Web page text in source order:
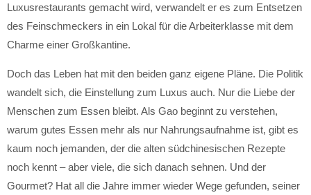
Luxusrestaurants gemacht wird, verwandelt er es zum Entsetzen
des Feinschmeckers in ein Lokal für die Arbeiterklasse mit dem
Charme einer Großkantine.
Doch das Leben hat mit den beiden ganz eigene Pläne. Die Politik
wandelt sich, die Einstellung zum Luxus auch. Nur die Liebe der
Menschen zum Essen bleibt. Als Gao beginnt zu verstehen,
warum gutes Essen mehr als nur Nahrungsaufnahme ist, gibt es
kaum noch jemanden, der die alten südchinesischen Rezepte
noch kennt – aber viele, die sich danach sehnen. Und der
Gourmet? Hat all die Jahre immer wieder Wege gefunden, seiner